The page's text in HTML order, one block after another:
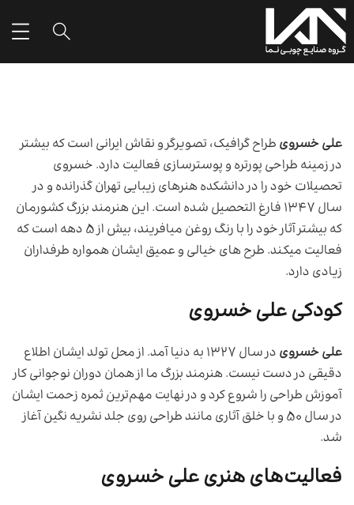
علی خسرویطراح گرافیک، تصویر‌گر و نقاش ایرانی است که بیشتر
در زمینه طراحی پورتره و پوستر‌سازی فعالیت دارد. خسروی
تحصیلات خود را در دانشکده هنر‌های زیبایی تهران گذرانده و در
سال ۱۳۴۷ فارغ التحصیل شده است. این هنرمند بزرگ کشورمان
که بیشتر آثار خود را با رنگ روغن میافریند، بیش از ۵ دهه است که
فعالیت میکند. طرح های خیالی و عمیق ایشان همواره طرفداران
زیادی دارد.
کودکی علی خسروی
علی خسروی
در سال ۱۳۲۷ به دنیا آمد. از محل تولد ایشان اطلاع
دقیقی در دست نیست. هنرمند بزر‌گ‌ ما از همان دوران نوجوانی کار
آموزش طراحی را شروع کرد و در نهایت مهم‌ترین ثمره زحمت ایشان
در سال ۵۰ و با خلق آثاری مانند طراحی روی جلد نشریه نگین آغاز
شد.
فعالیت‌های هنری علی خسروی